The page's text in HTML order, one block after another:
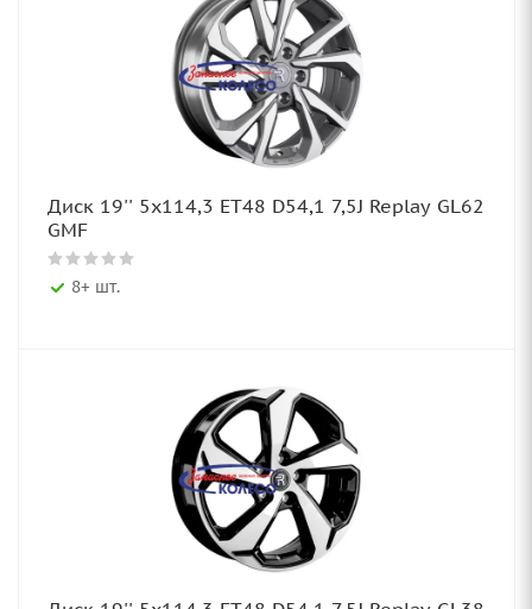
Диск 19'' 5x114,3 ET48 D54,1 7,5J Replay GL62
GMF
8+ шт.